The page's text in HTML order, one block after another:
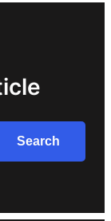
Search